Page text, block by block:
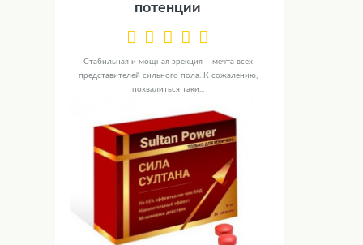
потенции
Стабильная и мощная эрекция – мечта всех
представителей сильного пола. К сожалению,
похвалиться таки...